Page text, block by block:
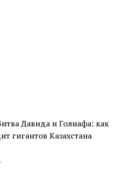
Давида и Голиафа: как
гигантов Казахстана